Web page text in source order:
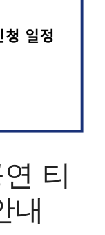
티
내